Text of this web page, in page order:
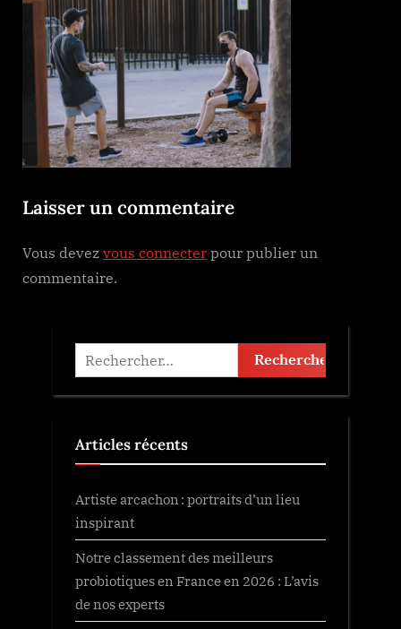
Laisser un commentaire
Vous devez vous connecter pour publier un
commentaire.
Rechercher :
Articles récents
Artiste arcachon : portraits d’un lieu
inspirant
Notre classement des meilleurs
probiotiques en France en 2026 : L’avis
de nos experts